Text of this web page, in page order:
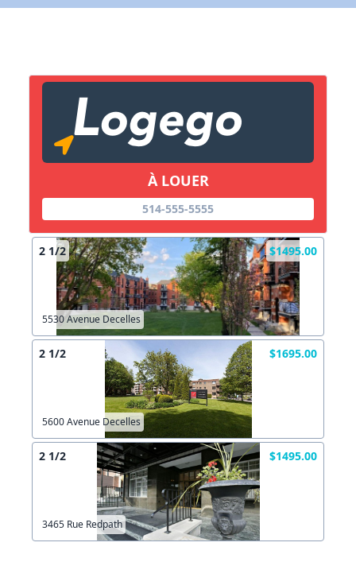
À LOUER
514-555-5555
2 1/2 $1495.00
5530 Avenue Decelles
2 1/2 $1695.00
5600 Avenue Decelles
2 1/2 $1495.00
3465 Rue Redpath
Lien vers inscription (sera inclus dans courriel)
Copier lien
X Fermer Envoyez
X Fermer